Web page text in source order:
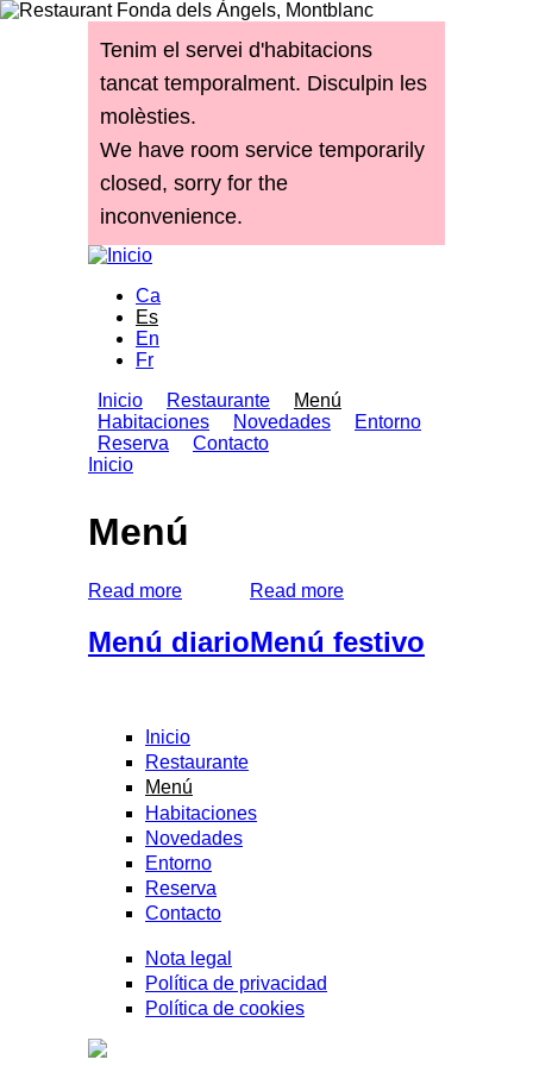
Pasar al contenido principal
Tenim el servei d'habitacions
tancat temporalment. Disculpin les
molèsties.
We have room service temporarily
closed, sorry for the
inconvenience.
Ca
Es
En
Fr
Menú principal
Inicio Restaurante
Menú
Habitaciones
Novedades
Entorno
Reserva
Contacto
Inicio
Menú
Read more
Menú diario
Read more
Menú festivo
Inicio
Restaurante
Menú
Habitaciones
Novedades
Entorno
Reserva
Contacto
Nota legal
Política de privacidad
Política de cookies